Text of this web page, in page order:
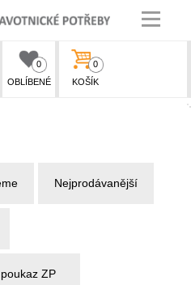
OBLÍBENÉ
0
KOŠÍK
0
Nejprodávanější
ZP